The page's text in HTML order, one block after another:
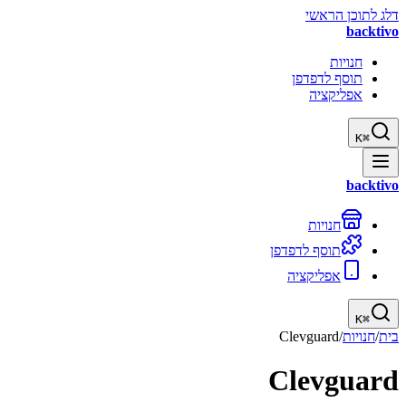
דלג לתוכן הראשי
backtivo
חנויות
תוסף לדפדפן
אפליקציה
⌘
K
backtivo
חנויות
תוסף לדפדפן
אפליקציה
⌘
K
בית/חנויות/
Clevguard
Clevguard